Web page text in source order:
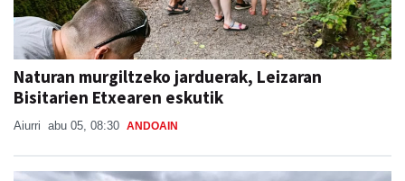
Naturan murgiltzeko jarduerak, Leizaran
Bisitarien Etxearen eskutik
Aiurri abu 05, 08:30 ANDOAIN